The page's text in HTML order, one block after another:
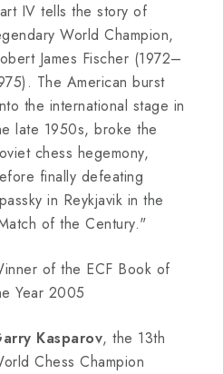
IV tells the story of
World Champion,
James Fischer (1972–
The American burst
the international stage in
late 1950s, broke the
chess hegemony,
finally defeating
in Reykjavik in the
of the Century."
of the ECF Book of
Year 2005
Kasparov, the 13th
Chess Champion